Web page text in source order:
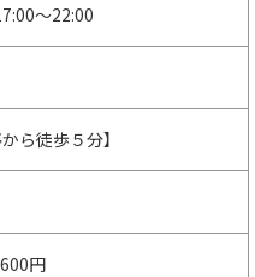
～22:00
ら徒歩５分】
円